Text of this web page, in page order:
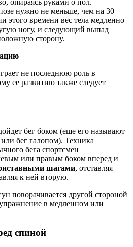
опираясь руками о пол.
нужно не меньше, чем на 30
этого времени вес тела медленно
ногу, и следующий выпад
сторону.
не последнюю роль в
ее развитию также следует
бег боком (еще его называют
бег галопом). Техника
бега спортсмен
или правым боком вперед и
шагами, отставляя
к ней вторую.
поворачивается другой стороной
в медленном или
спиной